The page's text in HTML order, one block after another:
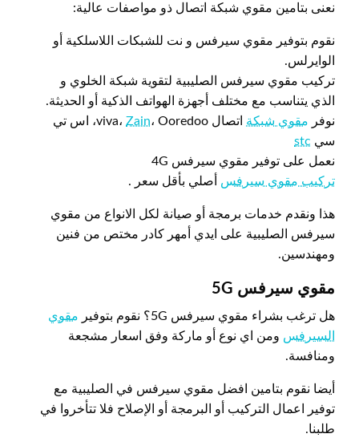
نعنى بتامين مقوي شبكة اتصال ذو مواصفات عالية:
نقوم بتوفير مقوي سيرفس و نت للشبكات اللاسلكية أو
الوايرلس.
تركيب مقوي سيرفس الصليبية لتقوية شبكة الخلوي و
الذي يتناسب مع مختلف أجهزة الهواتف الذكية أو الحديثة.
نوفر مقوي شبكة اتصال viva، Zain
، Ooredoo، اس تي
سي stc
نعمل على توفير مقوي سيرفس 4G
تركيب مقوي سيرفس أصلي بأقل سعر .
هذا ونقدم خدمات برمجة أو صيانة لكل الانواع من مقوي
سيرفس الصليبية على ايدي أمهر كادر مختص من فنين
ومهندسين.
مقوي سيرفس 5 G
هل ترغب بشراء مقوي سيرفس 5G؟ نقوم بتوفير
مقوي
السيرفس ومن اي نوع أو ماركة وفق اسعار مشجعة
ومنافسة.
أيضا نقوم بتامين افضل مقوي سيرفس في الصليبية مع
توفير اعمال التركيب أو البرمجة أو الإصلاح فلا تتأخروا في
طلبنا.